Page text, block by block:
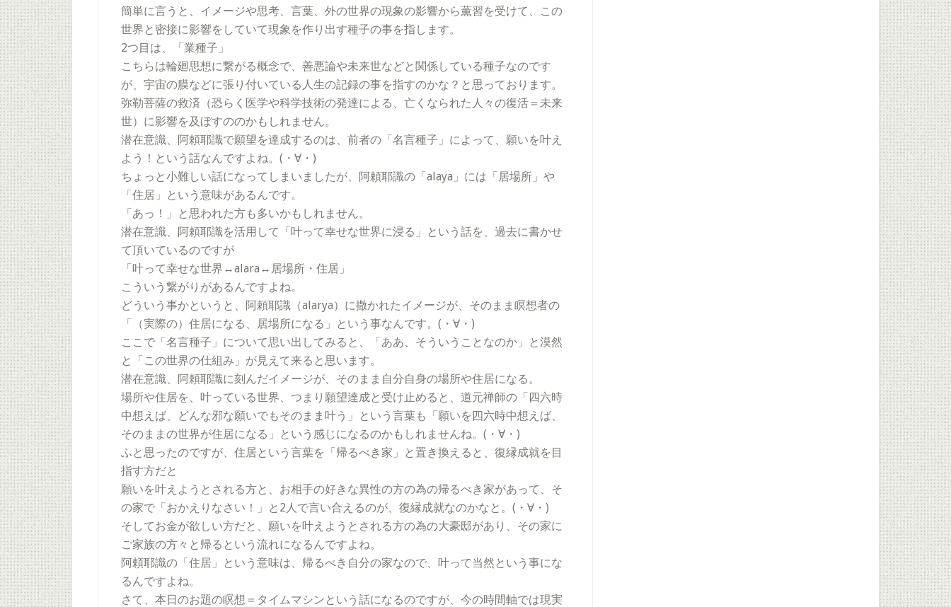
簡単に言うと、イメージや思考、言葉、外の世界の現象の影響から薫習を受けて、この
世界と密接に影響をしていて現象を作り出す種子の事を指します。
2つ目は、「業種子」
こちらは輪廻思想に繋がる概念で、善悪論や未来世などと関係している種子なのです
が、宇宙の膜などに張り付いている人生の記録の事を指すのかな？と思っております。
弥勒菩薩の救済（恐らく医学や科学技術の発達による、亡くなられた人々の復活＝未来
世）に影響を及ぼすののかもしれません。
潜在意識、阿頼耶識で願望を達成するのは、前者の「名言種子」によって、願いを叶え
よう！という話なんですよね。(・∀・)
ちょっと小難しい話になってしまいましたが、阿頼耶識の「alaya」には「居場所」や
「住居」という意味があるんです。
「あっ！」と思われた方も多いかもしれません。
潜在意識、阿頼耶識を活用して「叶って幸せな世界に浸る」という話を、過去に書かせ
て頂いているのですが
「叶って幸せな世界↔alara↔居場所・住居」
こういう繋がりがあるんですよね。
どういう事かというと、阿頼耶識（alarya）に撒かれたイメージが、そのまま瞑想者の
「（実際の）住居になる、居場所になる」という事なんです。(・∀・)
ここで「名言種子」について思い出してみると、「ああ、そういうことなのか」と漠然
と「この世界の仕組み」が見えて来ると思います。
潜在意識、阿頼耶識に刻んだイメージが、そのまま自分自身の場所や住居になる。
場所や住居を、叶っている世界、つまり願望達成と受け止めると、道元禅師の「四六時
中想えば、どんな邪な願いでもそのまま叶う」という言葉も「願いを四六時中想えば、
そのままの世界が住居になる」という感じになるのかもしれませんね。(・∀・)
ふと思ったのですが、住居という言葉を「帰るべき家」と置き換えると、復縁成就を目
指す方だと
願いを叶えようとされる方と、お相手の好きな異性の方の為の帰るべき家があって、そ
の家で「おかえりなさい！」と2人で言い合えるのが、復縁成就なのかなと。(・∀・)
そしてお金が欲しい方だと、願いを叶えようとされる方の為の大豪邸があり、その家に
ご家族の方々と帰るという流れになるんですよね。
阿頼耶識の「住居」という意味は、帰るべき自分の家なので、叶って当然という事にな
るんですよね。
さて、本日のお題の瞑想＝タイムマシンという話になるのですが、今の時間軸では現実